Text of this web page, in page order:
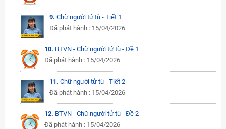
9. Chữ người tử tù - Tiết 1
Đã phát hành : 15/04/2026
10. BTVN - Chữ người tử tù - Đề 1
Đã phát hành : 15/04/2026
11. Chữ người tử tù - Tiết 2
Đã phát hành : 15/04/2026
12. BTVN - Chữ người tử tù - Đề 2
Đã phát hành : 15/04/2026